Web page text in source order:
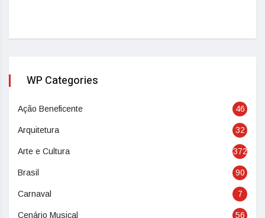
WP Categories
Ação Beneficente 46
Arquitetura 32
Arte e Cultura 372
Brasil 90
Carnaval 7
Cenário Musical 56